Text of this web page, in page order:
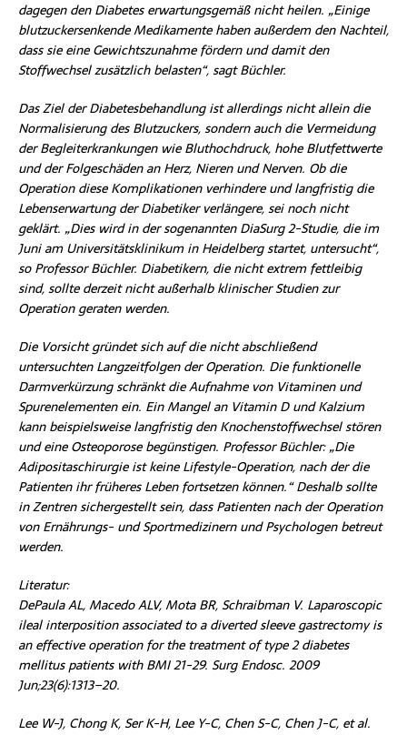
dagegen den Diabetes erwartungsgemäß nicht heilen. „Einige
blutzuckersenkende Medikamente haben außerdem den Nachteil,
dass sie eine Gewichtszunahme fördern und damit den
Stoffwechsel zusätzlich belasten“, sagt Büchler.
Das Ziel der Diabetesbehandlung ist allerdings nicht allein die
Normalisierung des Blutzuckers, sondern auch die Vermeidung
der Begleiterkrankungen wie Bluthochdruck, hohe Blutfettwerte
und der Folgeschäden an Herz, Nieren und Nerven. Ob die
Operation diese Komplikationen verhindere und langfristig die
Lebenserwartung der Diabetiker verlängere, sei noch nicht
geklärt. „Dies wird in der sogenannten DiaSurg 2-Studie, die im
Juni am Universitätsklinikum in Heidelberg startet, untersucht“,
so Professor Büchler. Diabetikern, die nicht extrem fettleibig
sind, sollte derzeit nicht außerhalb klinischer Studien zur
Operation geraten werden.
Die Vorsicht gründet sich auf die nicht abschließend
untersuchten Langzeitfolgen der Operation. Die funktionelle
Darmverkürzung schränkt die Aufnahme von Vitaminen und
Spurenelementen ein. Ein Mangel an Vitamin D und Kalzium
kann beispielsweise langfristig den Knochenstoffwechsel stören
und eine Osteoporose begünstigen. Professor Büchler: „Die
Adipositaschirurgie ist keine Lifestyle-Operation, nach der die
Patienten ihr früheres Leben fortsetzen können.“ Deshalb sollte
in Zentren sichergestellt sein, dass Patienten nach der Operation
von Ernährungs- und Sportmedizinern und Psychologen betreut
werden.
Literatur:
DePaula AL, Macedo ALV, Mota BR, Schraibman V. Laparoscopic
ileal interposition associated to a diverted sleeve gastrectomy is
an effective operation for the treatment of type 2 diabetes
mellitus patients with BMI 21-29. Surg Endosc. 2009
Jun;23(6):1313–20.
Lee W-J, Chong K, Ser K-H, Lee Y-C, Chen S-C, Chen J-C, et al.